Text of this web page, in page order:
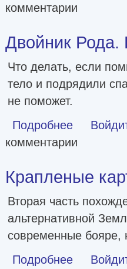
комментарии
Двойник Рода.
Что делать, если
тело и подрядили
не поможет.
Подробнее о Двойник
комментарии
Крапленые
Вторая часть
альтернативной
современные бояре,
Подробнее о Крапленые